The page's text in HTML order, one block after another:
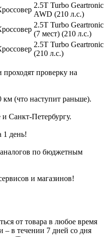
2.5Т Turbo Geartronic
AWD (210 л.с.)
2.5Т Turbo Geartronic
(7 мест) (210 л.с.)
2.5Т Turbo Geartronic
(210 л.с.)
проверку на
км (что наступит раньше).
Санкт-Петербургу.
1 день!
по бюджетным
и магазинов!
от товара в любое время
– в течении 7 дней со дня